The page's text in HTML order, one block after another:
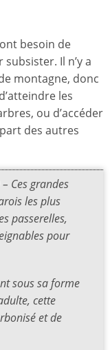
besoin de
Il n’y a
montagne, donc
les
ou d’accéder
des autres
Ces grandes
les plus
passerelles,
pour
sous sa forme
cette
et de